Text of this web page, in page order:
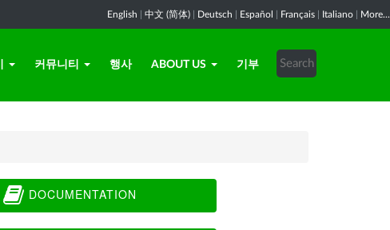
English 中文 (简体) Deutsch Español Français Italiano More...
커뮤니티 행사 ABOUT US 기부
DOCUMENTATION